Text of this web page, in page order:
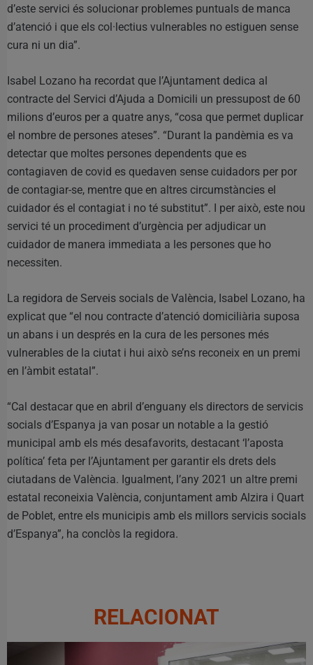
d’este servici és solucionar problemes puntuals de manca
d’atenció i que els col·lectius vulnerables no estiguen sense
cura ni un dia”.
Isabel Lozano ha recordat que l’Ajuntament dedica al
contracte del Servici d’Ajuda a Domicili un pressupost de 60
milions d’euros per a quatre anys, “cosa que permet duplicar
el nombre de persones ateses”. “Durant la pandèmia es va
detectar que moltes persones dependents que es
contagiaven de covid es quedaven sense cuidadors per por
de contagiar-se, mentre que en altres circumstàncies el
cuidador és el contagiat i no té substitut”. I per això, este nou
servici té un procediment d’urgència per adjudicar un
cuidador de manera immediata a les persones que ho
necessiten.
La regidora de Serveis socials de València, Isabel Lozano, ha
explicat que “el nou contracte d’atenció domiciliària suposa
un abans i un després en la cura de les persones més
vulnerables de la ciutat i hui això se’ns reconeix en un premi
en l’àmbit estatal”.
“Cal destacar que en abril d’enguany els directors de servicis
socials d’Espanya ja van posar un notable a la gestió
municipal amb els més desafavorits, destacant ‘l’aposta
política’ feta per l’Ajuntament per garantir els drets dels
ciutadans de València. Igualment, l’any 2021 un altre premi
estatal reconeixia València, conjuntament amb Alzira i Quart
de Poblet, entre els municipis amb els millors servicis socials
d’Espanya”, ha conclòs la regidora.
RELACIONAT